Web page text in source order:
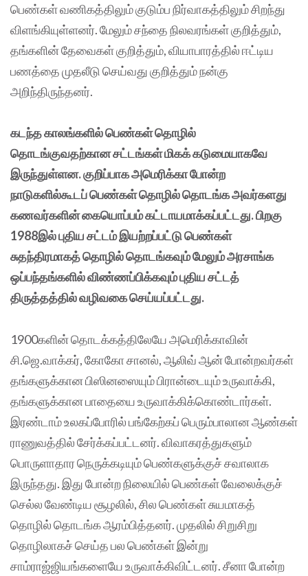
பெண்கள் வணிகத்திலும் குடும்ப நிர்வாகத்திலும் சிறந்து
விளங்கியுள்ளனர். மேலும் சந்தை நிலவரங்கள் குறித்தும்,
தங்களின் தேவைகள் குறித்தும், வியாபாரத்தில் ஈட்டிய
பணத்தை முதலீடு செய்வது குறித்தும் நன்கு
அறிந்திருந்தனர்.
கடந்த காலங்களில் பெண்கள் தொழில்
தொடங்குவதற்கான சட்டங்கள் மிகக் கடுமையாகவே
இருந்துள்ளன. குறிப்பாக அமெரிக்கா போன்ற
நாடுகளில்கூடப் பெண்கள் தொழில் தொடங்க அவர்களது
கணவர்களின் கையொப்பம் கட்டாயமாக்கப்பட்டது. பிறகு
1988இல் புதிய சட்டம் இயற்றப்பட்டு பெண்கள்
சுதந்திரமாகத் தொழில் தொடங்கவும் மேலும் அரசாங்க
ஒப்பந்தங்களில் விண்ணப்பிக்கவும் புதிய சட்டத்
திருத்தத்தில் வழிவகை செய்யப்பட்டது.
1900களின் தொடக்கத்திலேயே அமெரிக்காவின்
சி.ஜெ.வாக்கர், கோகோ சானல், ஆலிவ் ஆன் போன்றவர்கள்
தங்களுக்கான பிஸினஸையும் பிரான்டையும் உருவாக்கி,
தங்களுக்கான பாதையை உருவாக்கிக்கொண்டார்கள்.
இரண்டாம் உலகப்போரில் பங்கேற்கப் பெரும்பாலான ஆண்கள்
ராணுவத்தில் சேர்க்கப்பட்டனர். விவாகரத்துகளும்
பொருளாதார நெருக்கடியும் பெண்களுக்குச் சவாலாக
இருந்தது. இது போன்ற நிலையில் பெண்கள் வேலைக்குச்
செல்ல வேண்டிய சூழலில், சில பெண்கள் சுயமாகத்
தொழில் தொடங்க ஆரம்பித்தனர். முதலில் சிறுசிறு
தொழிலாகச் செய்த பல பெண்கள் இன்று
சாம்ராஜ்ஜியங்களையே உருவாக்கிவிட்டனர். சீனா போன்ற